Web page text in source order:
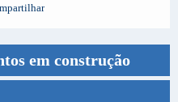
em construção